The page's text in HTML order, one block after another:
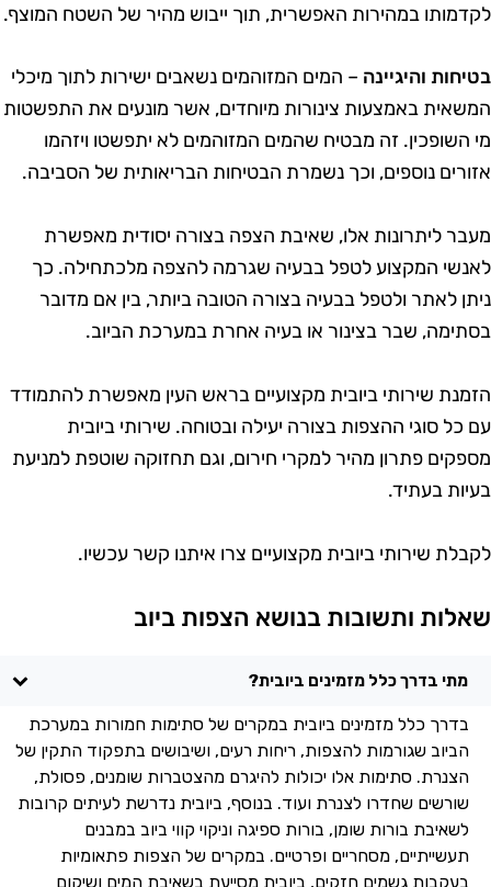
במהירות האפשרית, תוך ייבוש מהיר של השטח המוצף.
והיגיינה– המים המזוהמים נשאבים ישירות לתוך מיכלי
באמצעות צינורות מיוחדים, אשר מונעים את התפשטות
השופכין. זה מבטיח שהמים המזוהמים לא יתפשטו ויזהמו
נוספים, וכך נשמרת הבטיחות הבריאותית של הסביבה.
ליתרונות אלו, שאיבת הצפה בצורה יסודית מאפשרת
המקצוע לטפל בבעיה שגרמה להצפה מלכתחילה. כך
לאתר ולטפל בבעיה בצורה הטובה ביותר, בין אם מדובר
שבר בצינור או בעיה אחרת במערכת הביוב.
שירותי ביובית מקצועיים בראש העין מאפשרת להתמודד
כל סוגי ההצפות בצורה יעילה ובטוחה. שירותי ביובית
פתרון מהיר למקרי חירום, וגם תחזוקה שוטפת למניעת
בעתיד.
שירותי ביובית מקצועיים צרו איתנו קשר עכשיו.
ותשובות בנושא הצפות ביוב
מתי בדרך כלל מזמינים ביובית?
בדרך כלל מזמינים ביובית במקרים של סתימות חמורות במערכת
הביוב שגורמות להצפות, ריחות רעים, ושיבושים בתפקוד התקין של
הצנרת. סתימות אלו יכולות להיגרם מהצטברות שומנים, פסולת,
שורשים שחדרו לצנרת ועוד. בנוסף, ביובית נדרשת לעיתים קרובות
לשאיבת בורות שומן, בורות ספיגה וניקוי קווי ביוב במבנים
תעשייתיים, מסחריים ופרטיים. במקרים של הצפות פתאומיות
בעקבות גשמים חזקים, ביובית מסייעת בשאיבת המים ושיקום